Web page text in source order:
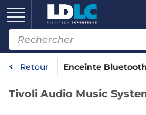
Retour Enceinte Bluetooth
Tivoli Audio Music